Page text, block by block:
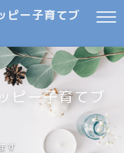
ピー子育てブ
ピー子育てブ
す